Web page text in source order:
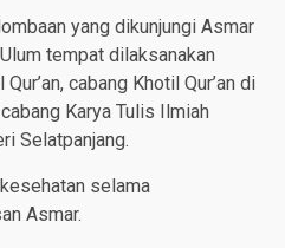
yang dikunjungi Asmar
tempat dilaksanakan
cabang Khotil Qur’an di
Karya Tulis Ilmiah
Selatpanjang.
selama
Asmar.